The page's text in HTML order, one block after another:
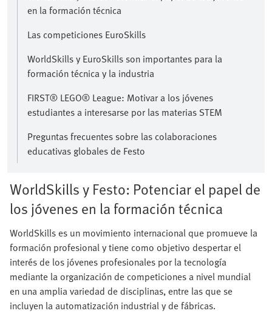
en la formación técnica
Las competiciones EuroSkills
WorldSkills y EuroSkills son importantes para la
formación técnica y la industria
FIRST® LEGO® League: Motivar a los jóvenes
estudiantes a interesarse por las materias STEM
Preguntas frecuentes sobre las colaboraciones
educativas globales de Festo
WorldSkills y Festo: Potenciar el papel de
los jóvenes en la formación técnica
WorldSkills es un movimiento internacional que promueve la
formación profesional y tiene como objetivo despertar el
interés de los jóvenes profesionales por la tecnología
mediante la organización de competiciones a nivel mundial
en una amplia variedad de disciplinas, entre las que se
incluyen la automatización industrial y de fábricas.